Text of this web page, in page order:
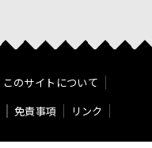
このサイトについて
免責事項 リンク